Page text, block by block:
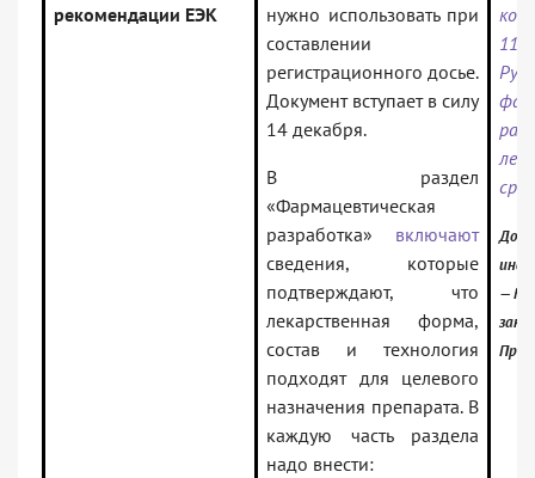
рекомендации ЕЭК
нужно использовать при
составлении
регистрационного досье.
Документ вступает в силу
14 декабря.
В раздел
«Фармацевтическая
разработка» включают
сведения, которые
подтверждают, что
лекарственная форма,
состав и технология
подходят для целевого
назначения препарата. В
каждую часть раздела
надо внести:
—